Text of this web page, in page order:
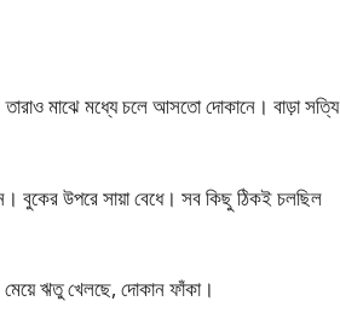
মাঝে মধ্যে চলে আসতো দোকানে। বাড়া সত্যি
বুকের উপরে সায়া বেধে। সব কিছু ঠিকই চলছিল
ঋতু খেলছে, দোকান ফাঁকা।